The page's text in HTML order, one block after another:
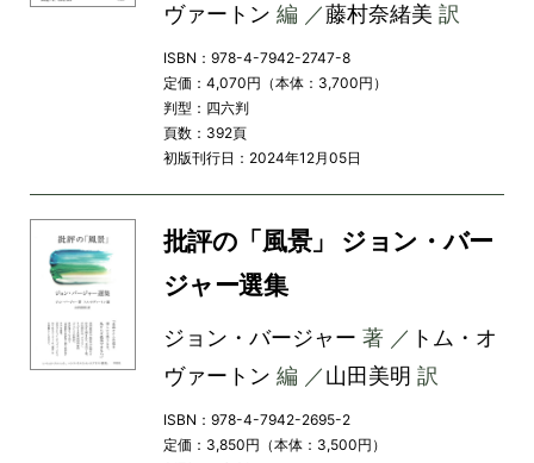
ヴァートン 編 ／藤村奈緒美 訳
ISBN：978-4-7942-2747-8
定価：4,070円（本体：3,700円）
判型：四六判
頁数：392頁
初版刊行日：2024年12月05日
批評の「風景」 ジョン・バー
ジャー選集
ジョン・バージャー 著 ／ トム・オ
ヴァートン 編 ／山田美明 訳
ISBN：978-4-7942-2695-2
定価：3,850円（本体：3,500円）